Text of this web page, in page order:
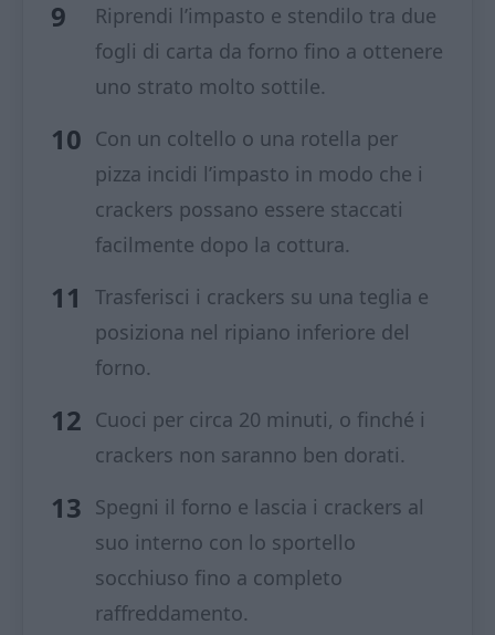
Riprendi l’impasto e stendilo tra due
fogli di carta da forno fino a ottenere
uno strato molto sottile.
Con un coltello o una rotella per
pizza incidi l’impasto in modo che i
crackers possano essere staccati
facilmente dopo la cottura.
Trasferisci i crackers su una teglia e
posiziona nel ripiano inferiore del
forno.
Cuoci per circa 20 minuti, o finché i
crackers non saranno ben dorati.
Spegni il forno e lascia i crackers al
suo interno con lo sportello
socchiuso fino a completo
raffreddamento.